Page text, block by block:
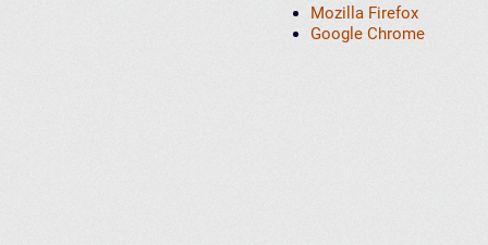
Mozilla Firefox
Google Chrome